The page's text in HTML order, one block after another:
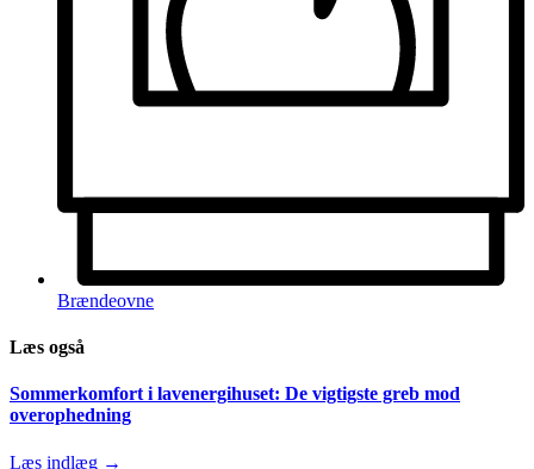
Brændeovne
Læs også
Sommerkomfort i lavenergihuset: De vigtigste greb mod
overophedning
Læs indlæg →